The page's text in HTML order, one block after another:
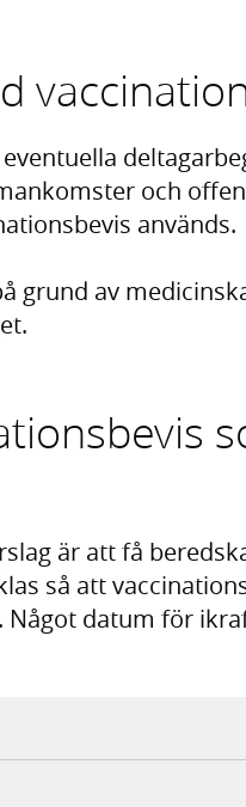
och
används.
grund av
är att få
så att
Något datum för
extern webbplats,
din e-postklient,